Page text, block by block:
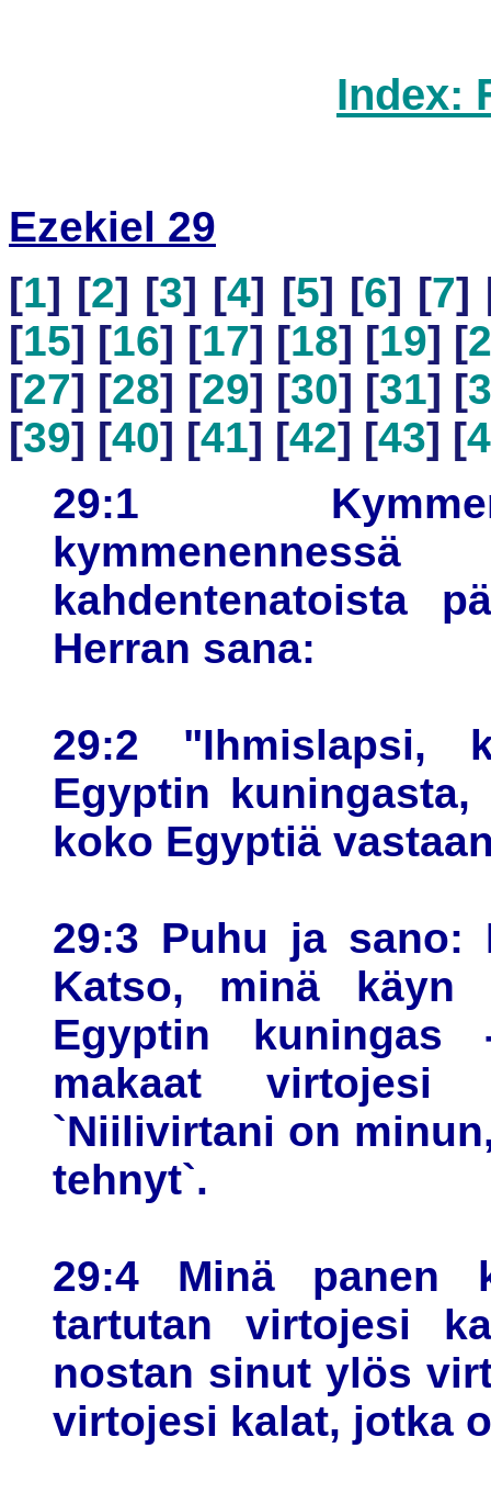
Index:
Ezekiel 29
[1] [2] [3] [4] [5] [6] [7]
[15] [16] [17] [18] [19] [
[27] [28] [29] [30] [31] [
[39] [40] [41] [42] [43] [
29:1
kahdentenatoista
Herran sana:
29:2 "Ihmislapsi,
Egyptin
koko Egyptiä
29:3 Puhu ja sano:
Katso, minä käyn
Egyptin
makaat virtojesi
`Niilivirtani on
tehnyt`.
29:4 Minä panen
tartutan virtojesi
nostan sinut ylös
virtojesi kalat, jotka